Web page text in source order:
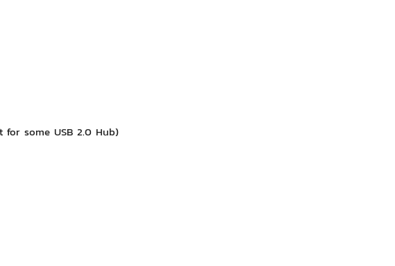
some USB 2.0 Hub)